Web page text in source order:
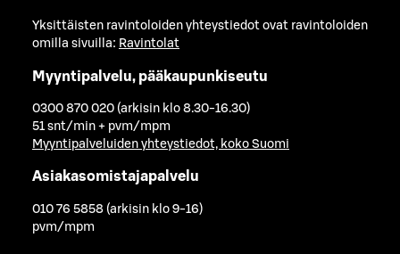
Yksittäisten ravintoloiden yhteystiedot ovat ravintoloiden
omilla sivuilla: Ravintolat
Myyntipalvelu, pääkaupunkiseutu
0300 870 020 (arkisin klo 8.30-16.30)
51 snt/min + pvm/mpm
Myyntipalveluiden yhteystiedot, koko Suomi
Asiakasomistajapalvelu
010 76 5858 (arkisin klo 9-16)
pvm/mpm